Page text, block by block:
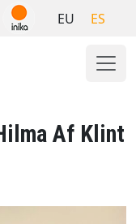
EU ES
Af Klint